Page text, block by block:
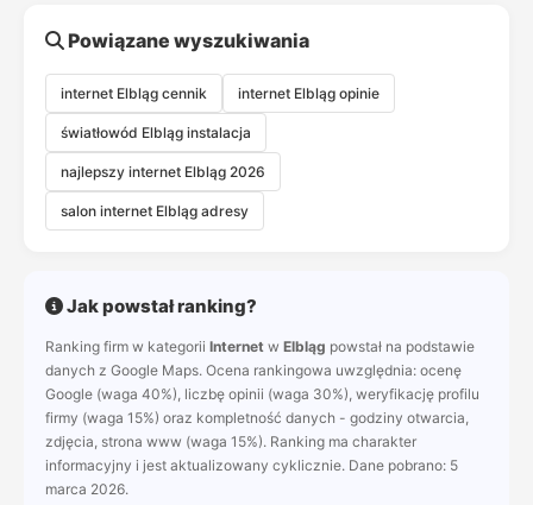
Powiązane wyszukiwania
internet Elbląg cennik internet Elbląg opinie
światłowód Elbląg instalacja
najlepszy internet Elbląg 2026
salon internet Elbląg adresy
Jak powstał ranking?
Ranking firm w kategorii Internet w Elbląg powstał na podstawie
danych z Google Maps. Ocena rankingowa uwzględnia: ocenę
Google (waga 40%), liczbę opinii (waga 30%), weryfikację profilu
firmy (waga 15%) oraz kompletność danych - godziny otwarcia,
zdjęcia, strona www (waga 15%). Ranking ma charakter
informacyjny i jest aktualizowany cyklicznie. Dane pobrano: 5
marca 2026.